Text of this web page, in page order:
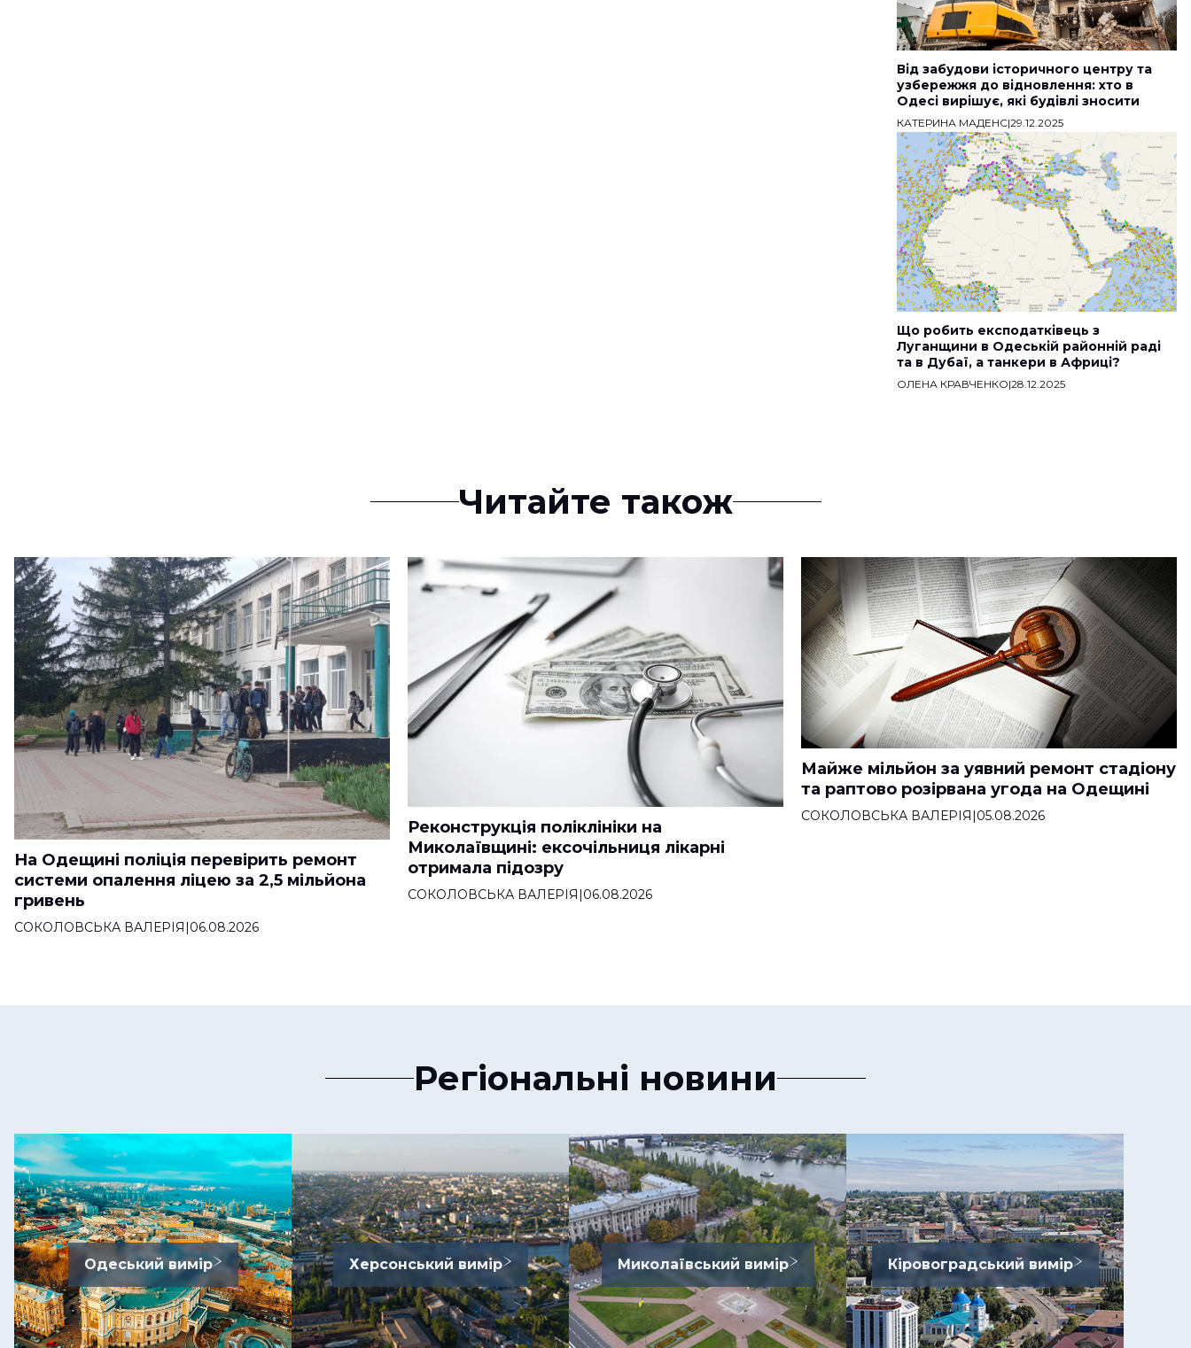
Від забудови історичного центру та
узбережжя до відновлення: хто в
Одесі вирішує, які будівлі зносити
КАТЕРИНА МАДЕНС|29.12.2025
Що робить експодатківець з
Луганщини в Одеській районній раді
та в Дубаї, а танкери в Африці?
ОЛЕНА КРАВЧЕНКО|28.12.2025
Читайте також
На Одещині поліція перевірить ремонт
системи опалення ліцею за 2,5 мільйона
гривень
СОКОЛОВСЬКА ВАЛЕРІЯ|06.08.2026
Реконструкція поліклініки на
Миколаївщині: ексочільниця лікарні
отримала підозру
СОКОЛОВСЬКА ВАЛЕРІЯ|06.08.2026
Майже мільйон за уявний ремонт стадіону
та раптово розірвана угода на Одещині
СОКОЛОВСЬКА ВАЛЕРІЯ|05.08.2026
Регіональні новини
Одеський вимір Херсонський вимір Миколаївський вимір Кіровоградський вимір